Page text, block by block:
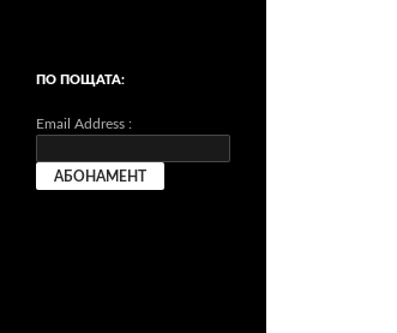
ПО ПОЩАТА:
Email Address :